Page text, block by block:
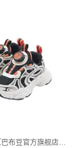
年货节满减：【巴布豆官方旗舰店】巴布豆儿童网面透气运动鞋